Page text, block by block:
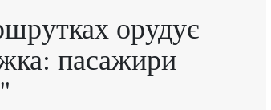
орудує
пасажири